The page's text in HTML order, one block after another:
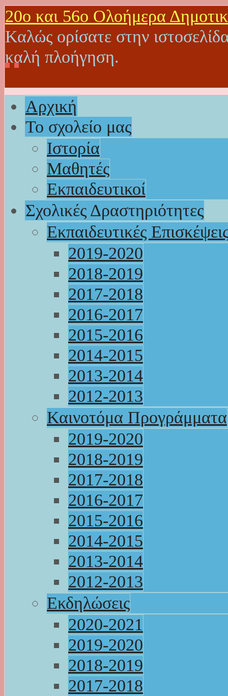
20o και 56ο Ολοήμερα
Καλώς ορίσατε στην
καλή πλοήγηση.
Αρχική
Το σχολείο μας
Ιστορία
Μαθητές
Εκπαιδευτικοί
Σχολικές Δραστηριότητες
Εκπαιδευτικές
2019-2020
2018-2019
2017-2018
2016-2017
2015-2016
2014-2015
2013-2014
2012-2013
Καινοτόμα Προγράμματα
2019-2020
2018-2019
2017-2018
2016-2017
2015-2016
2014-2015
2013-2014
2012-2013
Εκδηλώσεις
2020-2021
2019-2020
2018-2019
2017-2018